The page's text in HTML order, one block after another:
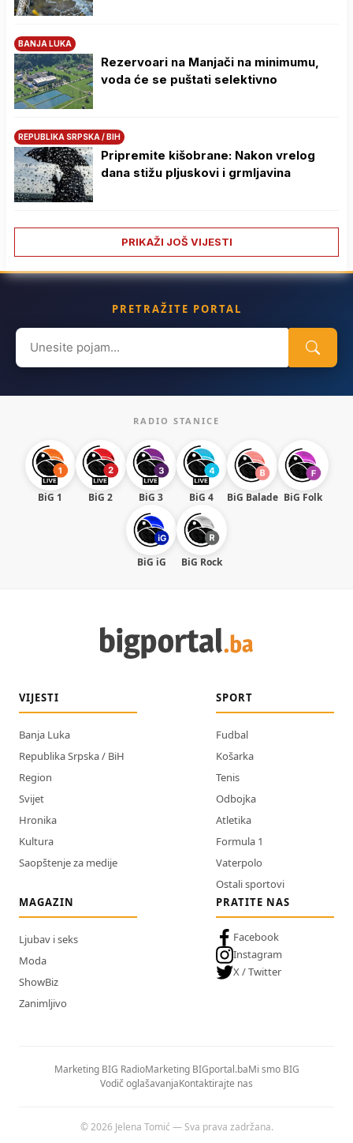
BANJA LUKA
Rezervoari na Manjači na minimumu,
voda će se puštati selektivno
REPUBLIKA SRPSKA / BIH
Pripremite kišobrane: Nakon vrelog
dana stižu pljuskovi i grmljavina
PRIKAŽI JOŠ VIJESTI
PRETRAŽITE PORTAL
Search
for:
RADIO STANICE
BiG 1 BiG 2 BiG 3 BiG 4 BiG Balade BiG Folk
BiG iG BiG Rock
VIJESTI
Banja Luka
Republika Srpska / BiH
Region
Svijet
Hronika
Kultura
Saopštenje za medije
SPORT
Fudbal
Košarka
Tenis
Odbojka
Atletika
Formula 1
Vaterpolo
Ostali sportovi
MAGAZIN
Ljubav i seks
Moda
ShowBiz
Zanimljivo
PRATITE NAS
Facebook
Instagram
X / Twitter
Marketing BIG RadioMarketing BIGportal.baMi smo BIG
Vodič oglašavanjaKontaktirajte nas
© 2026 Jelena Tomić — Sva prava zadržana.